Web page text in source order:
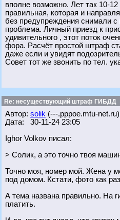
вполне возможно. Лет так 10-
правильная, которая и
без предупреждения снимали
проблема. Личный приезд к
удивительного , этот поток
фора. Расчёт простой штраф
даже если и увидят
Совет тот же звонить по тел.
Re: несуществующий штраф ГИБДД
Автор: solik (---.pppoe.mtu-net.ru)
Дата: 30-11-24 23:05
Ighor Volkov писал:
> Солик, а это точно твоя
Точно моя, номер мой. Жена у
под домом. Кстати, фото как
А тема названа правильно. На
платить.